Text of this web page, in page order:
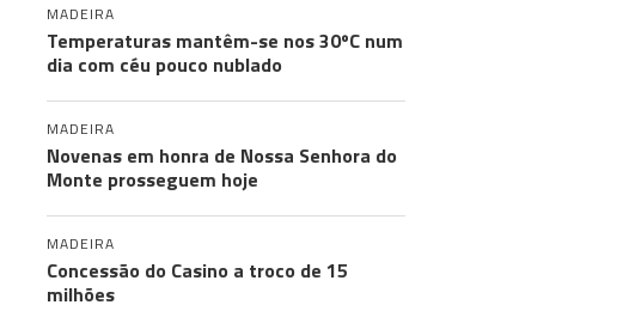
MADEIRA
Temperaturas mantêm-se nos 30ºC num
dia com céu pouco nublado
MADEIRA
Novenas em honra de Nossa Senhora do
Monte prosseguem hoje
MADEIRA
Concessão do Casino a troco de 15
milhões